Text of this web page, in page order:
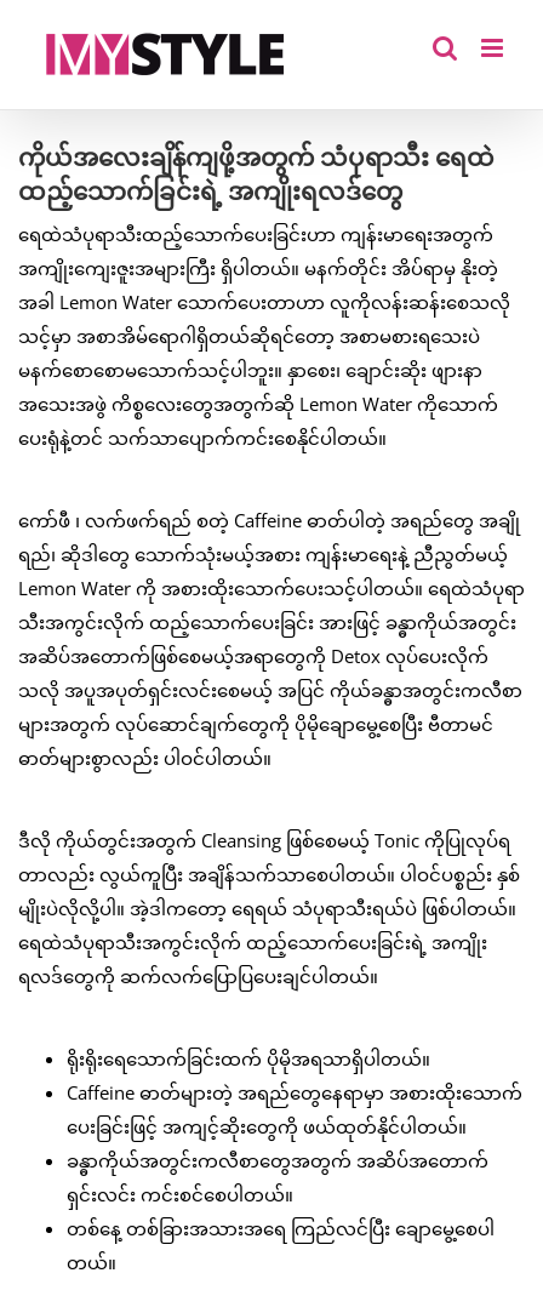
ကိုယ်အလေးချိန်ကျဖို့အတွက် သံပုရာသီး ရေထဲ
ထည့်သောက်ခြင်းရဲ့ အကျိုးရလဒ်တွေ
ရေထဲသံပုရာသီးထည့်သောက်ပေးခြင်းဟာ ကျန်းမာရေးအတွက်
အကျိုးကျေးဇူးအများကြီး ရှိပါတယ်။ မနက်တိုင်း အိပ်ရာမှ နိုးတဲ့
အခါ Lemon Water သောက်ပေးတာဟာ လူကိုလန်းဆန်းစေသလို
သင့်မှာ အစာအိမ်ရောဂါရှိတယ်ဆိုရင်တော့ အစာမစားရသေးပဲ
မနက်စောစောမသောက်သင့်ပါဘူး။ နှာစေး၊ ချောင်းဆိုး ဖျားနာ
အသေးအဖွဲ ကိစ္စလေးတွေအတွက်ဆို Lemon Water ကိုသောက်
ပေးရုံနဲ့တင် သက်သာပျောက်ကင်းစေနိုင်ပါတယ်။
ကော်ဖီ ၊ လက်ဖက်ရည် စတဲ့ Caffeine ဓာတ်ပါတဲ့ အရည်တွေ အချို
ရည်၊ ဆိုဒါတွေ သောက်သုံးမယ့်အစား ကျန်းမာရေးနဲ့ ညီညွတ်မယ့်
Lemon Water ကို အစားထိုးသောက်ပေးသင့်ပါတယ်။ ရေထဲသံပုရာ
သီးအကွင်းလိုက် ထည့်သောက်ပေးခြင်း အားဖြင့် ခန္ဓာကိုယ်အတွင်း
အဆိပ်အတောက်ဖြစ်စေမယ့်အရာတွေကို Detox လုပ်ပေးလိုက်
သလို အပူအပုတ်ရှင်းလင်းစေမယ့် အပြင် ကိုယ်ခန္ဓာအတွင်းကလီစာ
များအတွက် လုပ်ဆောင်ချက်တွေကို ပိုမိုချောမွေ့စေပြီး ဗီတာမင်
ဓာတ်များစွာလည်း ပါဝင်ပါတယ်။
ဒီလို ကိုယ်တွင်းအတွက် Cleansing ဖြစ်စေမယ့် Tonic ကိုပြုလုပ်ရ
တာလည်း လွယ်ကူပြီး အချိန်သက်သာစေပါတယ်။ ပါဝင်ပစ္စည်း နှစ်
မျိုးပဲလိုလို့ပါ။ အဲ့ဒါကတော့ ရေရယ် သံပုရာသီးရယ်ပဲ ဖြစ်ပါတယ်။
ရေထဲသံပုရာသီးအကွင်းလိုက် ထည့်သောက်ပေးခြင်းရဲ့ အကျိုး
ရလဒ်တွေကို ဆက်လက်ပြောပြပေးချင်ပါတယ်။
ရိုးရိုးရေသောက်ခြင်းထက် ပိုမိုအရသာရှိပါတယ်။
Caffeine ဓာတ်များတဲ့ အရည်တွေနေရာမှာ အစားထိုးသောက်
ပေးခြင်းဖြင့် အကျင့်ဆိုးတွေကို ဖယ်ထုတ်နိုင်ပါတယ်။
ခန္ဓာကိုယ်အတွင်းကလီစာတွေအတွက် အဆိပ်အတောက်
ရှင်းလင်း ကင်းစင်စေပါတယ်။
တစ်နေ့ တစ်ခြားအသားအရေ ကြည်လင်ပြီး ချောမွေ့စေပါ
တယ်။